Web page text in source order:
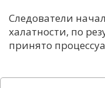
Следователи
халатности, по
принято